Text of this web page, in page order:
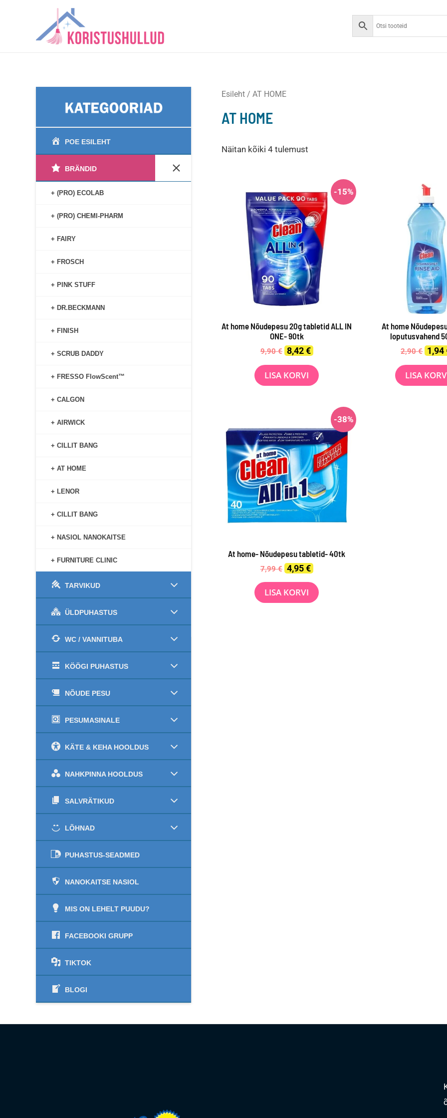
POE ESILEHT
BRÄNDID
+ (PRO) ECOLAB
+ (PRO) CHEMI-PHARM
+ FAIRY
+ FROSCH
+ PINK STUFF
+ DR.BECKMANN
+ FINISH
+ SCRUB DADDY
+ FRESSO FlowScent™
+ CALGON
+ AIRWICK
+ CILLIT BANG
+ AT HOME
+ LENOR
+ CILLIT BANG
+ NASIOL NANOKAITSE
+ FURNITURE CLINIC
TARVIKUD
ÜLDPUHASTUS
WC / VANNITUBA
KÖÖGI PUHASTUS
NÕUDE PESU
PESUMASINALE
KÄTE & KEHA HOOLDUS
NAHKPINNA HOOLDUS
SALVRÄTIKUD
LÕHNAD
PUHASTUS-SEADMED
NANOKAITSE NASIOL
MIS ON LEHELT PUUDU?
FACEBOOKI GRUPP
TIKTOK
BLOGI
Esileht / AT HOME
AT HOME
Näitan kõiki 4 tulemust
-15%
At home Nõudepesu 20g tabletid ALL IN
ONE- 90tk
9,90€ Original
price
9,90 €.
8,42€ Current
is:
8,42 €.
LISA KORVI
At home
loputusvahend
2,90€
price
2,90
1,94
LISA
-38%
At home- Nõudepesu tabletid- 40tk
7,99€ Original
price
7,99 €.
4,95€ Current
price
is:
4,95 €.
LISA KORVI